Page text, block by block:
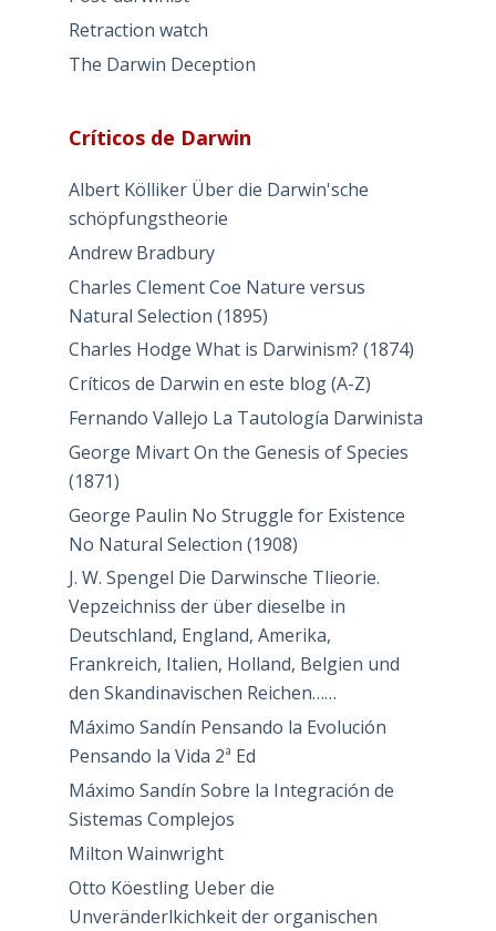
Retraction watch
The Darwin Deception
Críticos de Darwin
Albert Kölliker Über die Darwin'sche
schöpfungstheorie
Andrew Bradbury
Charles Clement Coe Nature versus
Natural Selection (1895)
Charles Hodge What is Darwinism? (1874)
Críticos de Darwin en este blog (A-Z)
Fernando Vallejo La Tautología Darwinista
George Mivart On the Genesis of Species
(1871)
George Paulin No Struggle for Existence
No Natural Selection (1908)
J. W. Spengel Die Darwinsche Tlieorie.
Vepzeichniss der über dieselbe in
Deutschland, England, Amerika,
Frankreich, Italien, Holland, Belgien und
den Skandinavischen Reichen……
Máximo Sandín Pensando la Evolución
Pensando la Vida 2ª Ed
Máximo Sandín Sobre la Integración de
Sistemas Complejos
Milton Wainwright
Otto Köestling Ueber die
Unveränderlkichkeit der organischen